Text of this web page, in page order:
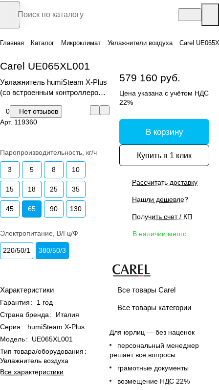
Главная Каталог Микроклимат Увлажнители воздуха Carel
Carel UE065XL001
Увлажнитель humiSteam X-Plus
(со встроенным контроллером и
0
Нет отзывов
Арт. 119360
Паропроизводительность, кг/ч
3 5 8 10
15 18 25 35
45 65 90 130
Электропитание, В/Гц/Ф
220/50/1 380/50/3
Характеристики
Гарантия :
1 год
Страна бренда :
Италия
Серия :
humiSteam X-Plus
Модель:
UE065XL001
Тип товара/оборудования :
Увлажнитель воздуха
Все характеристики
579 160 руб.
Цена указана с учётом НДС
22%
В корзину
Купить в 1 клик
Рассчитать доставку
Нашли дешевле?
Получить счет / КП
В наличии много
Все товары Carel
Все товары категории
Для юрлиц — без наценок
персональный менеджер
решает все вопросы
грамотные документы
возмещение НДС 22%